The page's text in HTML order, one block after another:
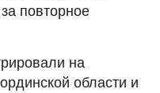
повторное
на
области и